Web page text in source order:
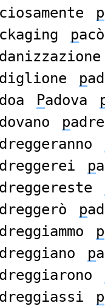
p
pacò
p
Padova
padre
p
p
p
p
p